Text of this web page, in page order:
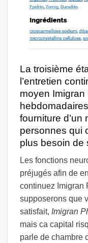
La troisième
l’entretien
moyen
fourniture d’un
personnes qui
plus besoin de
Les fonctions
préjugés afin de
continuez Imigran
supposerons que
satisfait, Imigran
mais ca capital
parle de chambre